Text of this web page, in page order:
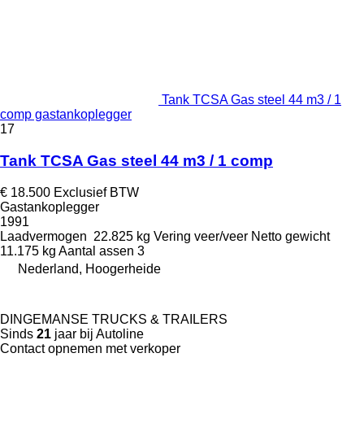
Tank TCSA Gas steel 44 m3 / 1
comp gastankoplegger
17
Tank TCSA Gas steel 44 m3 / 1 comp
€ 18.500 Exclusief BTW
Gastankoplegger
1991
Laadvermogen 22.825 kg Vering veer/veer Netto gewicht
11.175 kg Aantal assen 3
Nederland, Hoogerheide
DINGEMANSE TRUCKS & TRAILERS
Sinds 21 jaar bij Autoline
Contact opnemen met verkoper